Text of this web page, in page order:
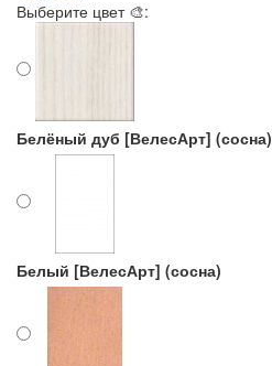
Выберите цвет 🎨:
Белёный дуб [ВелесАрт] (сосна)
Белый [ВелесАрт] (сосна)